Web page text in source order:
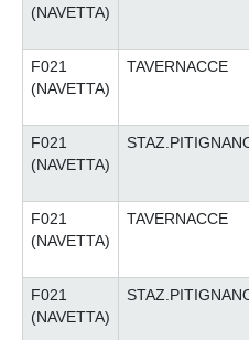
(NAVETTA)
F021
(NAVETTA)
TAVERNACCE
F021
(NAVETTA)
F021
(NAVETTA)
TAVERNACCE
F021
(NAVETTA)